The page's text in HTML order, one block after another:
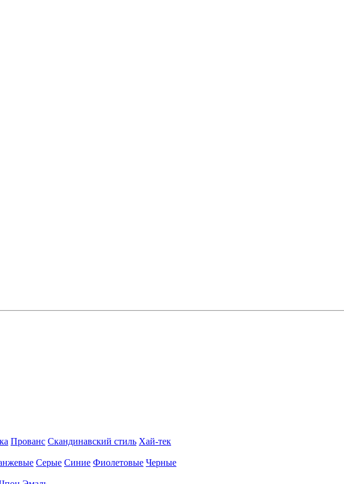
Прованс Скандинавский стиль Хай-тек
Серые Синие Фиолетовые Черные